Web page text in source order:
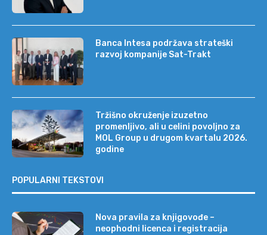
Banca Intesa podržava strateški
razvoj kompanije Sat-Trakt
Tržišno okruženje izuzetno
promenljivo, ali u celini povoljno za
MOL Group u drugom kvartalu 2026.
godine
POPULARNI TEKSTOVI
Nova pravila za knjigovođe –
neophodni licenca i registracija